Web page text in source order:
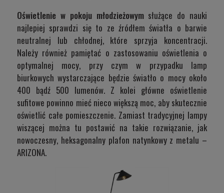
Oświetlenie w pokoju młodzieżowym służące do nauki
najlepiej sprawdzi się to ze źródłem światła o barwie
neutralnej lub chłodnej, które sprzyja koncentracji.
Należy również pamiętać o zastosowaniu oświetlenia o
optymalnej mocy, przy czym w przypadku lamp
biurkowych wystarczające będzie światło o mocy około
400 bądź 500 lumenów. Z kolei główne oświetlenie
sufitowe powinno mieć nieco większą moc, aby skutecznie
oświetlić całe pomieszczenie. Zamiast tradycyjnej lampy
wiszącej można tu postawić na takie rozwiązanie, jak
nowoczesny, heksagonalny plafon natynkowy z metalu –
ARIZONA.